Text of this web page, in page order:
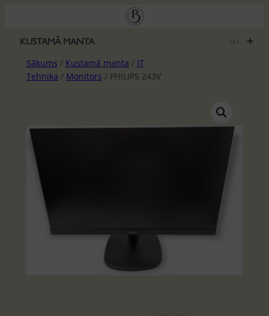
saturu
+
KUSTAMĀ MANTA
Sākums / Kustamā manta / IT
Tehnika / Monitors / PHILIPS 243V